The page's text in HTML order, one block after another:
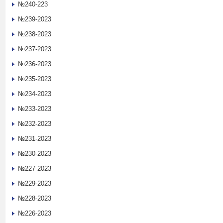
№240-223
№239-2023
№238-2023
№237-2023
№236-2023
№235-2023
№234-2023
№233-2023
№232-2023
№231-2023
№230-2023
№227-2023
№229-2023
№228-2023
№226-2023